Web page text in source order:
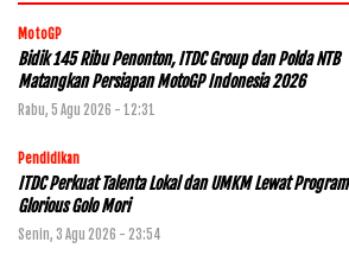
MotoGP
Bidik 145 Ribu Penonton, ITDC Group dan Polda NTB
Matangkan Persiapan MotoGP Indonesia 2026
Rabu, 5 Agu 2026 - 12:31
Pendidikan
ITDC Perkuat Talenta Lokal dan UMKM Lewat Program
Glorious Golo Mori
Senin, 3 Agu 2026 - 23:54